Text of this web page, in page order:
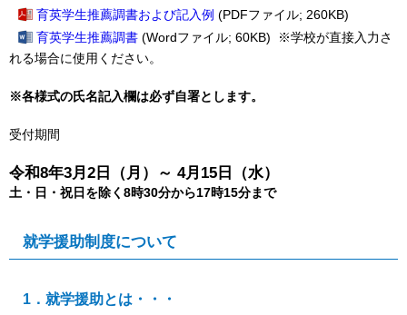
育英学生推薦調書および記入例 (PDFファイル; 260KB)
育英学生推薦調書 (Wordファイル; 60KB) ※学校が直接入力さ
れる場合に使用ください。
※各様式の氏名記入欄は必ず自署とします。
受付期間
令和8年3月2日（月）～ 4月15日（水）
土・日・祝日を除く8時30分から17時15分まで
就学援助制度について
1．就学援助とは・・・